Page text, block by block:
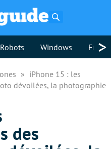
Robots Windows >
iPhone 15 : les
dévoilées, la photographie
des